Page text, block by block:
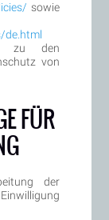
sowie
de.html
zu den
von
FÜR
der